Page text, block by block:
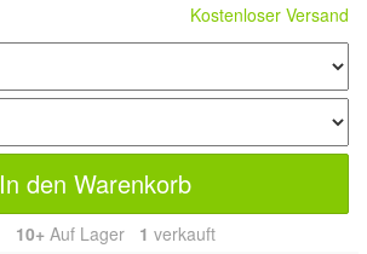
Kostenloser Versand
In den Warenkorb
10+ Auf Lager 1 verkauft